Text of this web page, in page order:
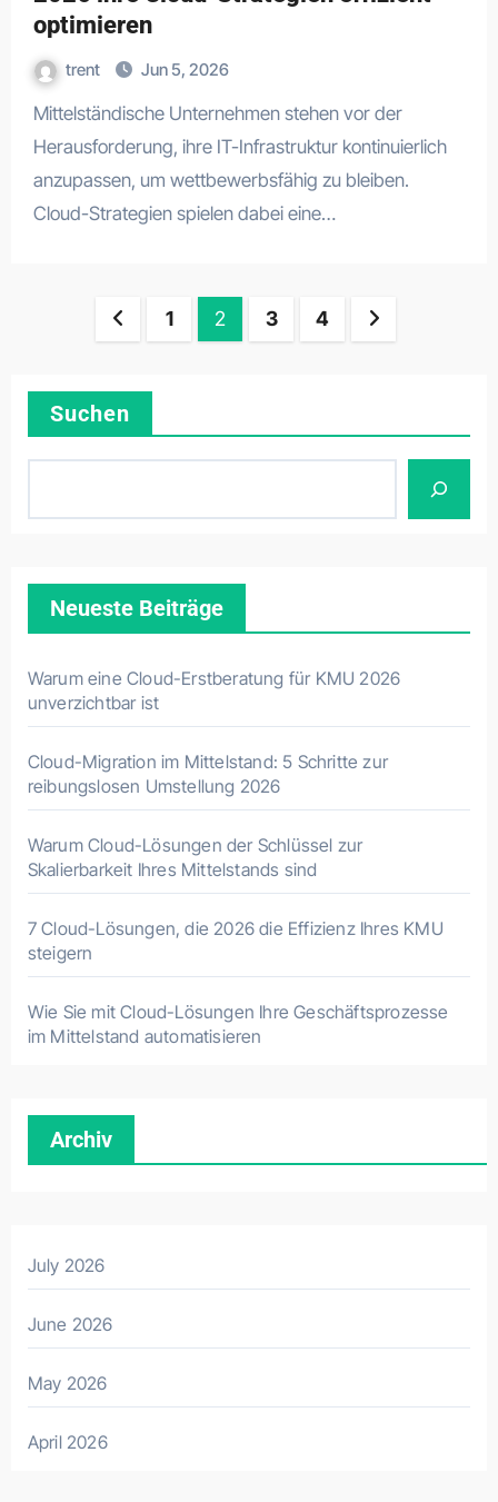
optimieren
trent Jun 5, 2026
Mittelständische Unternehmen stehen vor der
Herausforderung, ihre IT-Infrastruktur kontinuierlich
anzupassen, um wettbewerbsfähig zu bleiben.
Cloud-Strategien spielen dabei eine…
1 2 3 4
Suchen
Neueste Beiträge
Warum eine Cloud-Erstberatung für KMU 2026
unverzichtbar ist
Cloud-Migration im Mittelstand: 5 Schritte zur
reibungslosen Umstellung 2026
Warum Cloud-Lösungen der Schlüssel zur
Skalierbarkeit Ihres Mittelstands sind
7 Cloud-Lösungen, die 2026 die Effizienz Ihres KMU
steigern
Wie Sie mit Cloud-Lösungen Ihre Geschäftsprozesse
im Mittelstand automatisieren
Archiv
July 2026
June 2026
May 2026
April 2026